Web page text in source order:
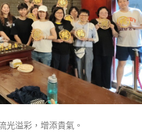
光溢彩，增添貴氣。